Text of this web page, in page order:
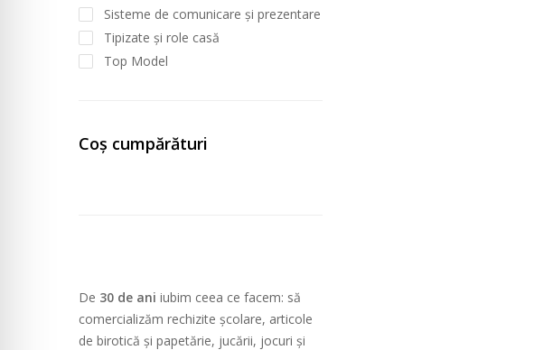
Sisteme de comunicare și prezentare
Tipizate și role casă
Top Model
Coș cumpărături
De 30 de ani iubim ceea ce facem: să
comercializăm rechizite școlare, articole
de birotică și papetărie, jucării, jocuri și